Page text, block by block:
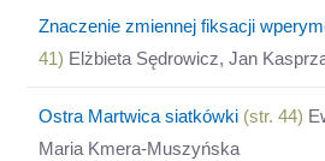
Znaczenie zmiennej fiksacji
41) Elżbieta Sędrowicz, Jan
Ostra Martwica siatkówki (str. 44)
Maria Kmera-Muszyńska